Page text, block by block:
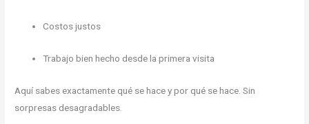
Costos justos
Trabajo bien hecho desde la primera visita
Aquí sabes exactamente qué se hace y por qué se hace. Sin
sorpresas desagradables.